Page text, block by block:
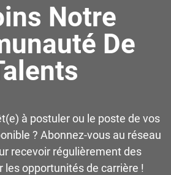
Notre
De
à postuler ou le poste de vos
? Abonnez-vous au réseau
recevoir régulièrement des
les opportunités de carrière !